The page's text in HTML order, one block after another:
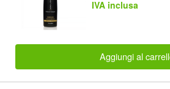
IVA inclusa
Aggiungi al